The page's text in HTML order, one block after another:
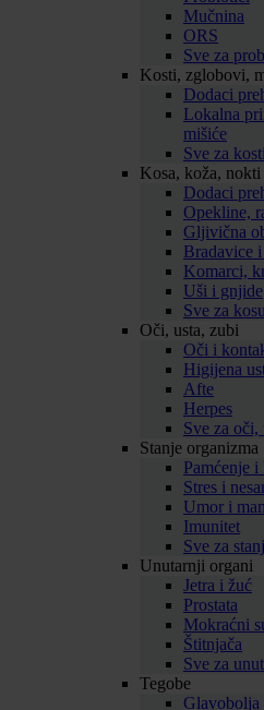
Mučnina
ORS
Sve za
Kosti, zglobovi,
Dodaci
Lokalna
mišiće
Sve za
Kosa, koža, nokti
Dodaci
Opekline,
Gljivična
Bradavice
Komarci,
Uši i gnjide
Sve za
Oči, usta, zubi
Oči i
Higijena
Afte
Herpes
Sve za oči,
Stanje organizma
Pamćenje
Stres i
Umor i
Imunitet
Sve za
Unutarnji organi
Jetra i žuć
Prostata
Mokraćni
Štitnjača
Sve za
Tegobe
Glavobolja